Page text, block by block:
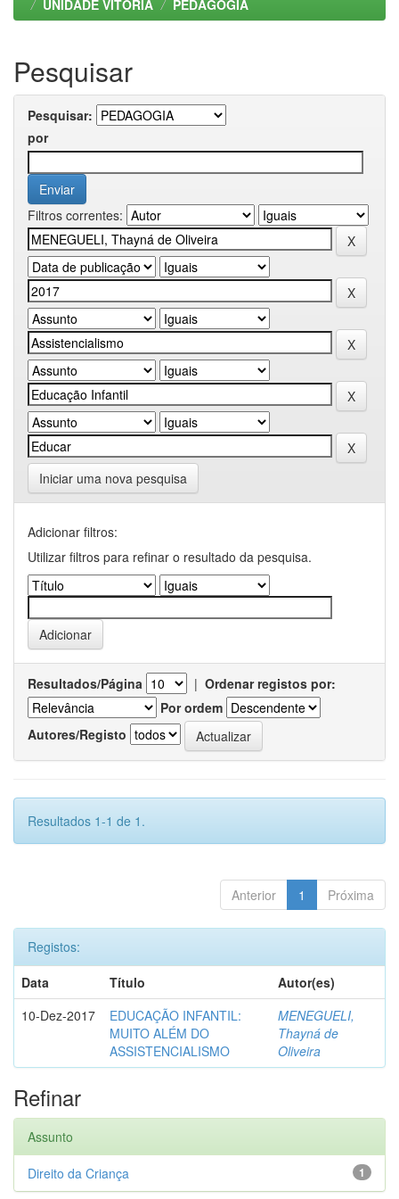
UNIDADE VITORIA
PEDAGOGIA
Pesquisar
Pesquisar:
por
Filtros correntes:
Iniciar uma nova pesquisa
Adicionar filtros:
Utilizar filtros para refinar o resultado da pesquisa.
Resultados/Página | Ordenar registos por:
Por ordem
Autores/Registo
Resultados 1-1 de 1.
Anterior 1 Próxima
Registos:
Data
Título
Autor(es)
10-Dez-2017
EDUCAÇÃO INFANTIL:
MUITO ALÉM DO
ASSISTENCIALISMO
MENEGUELI,
Thayná de
Oliveira
Refinar
Assunto
1
Direito da Criança